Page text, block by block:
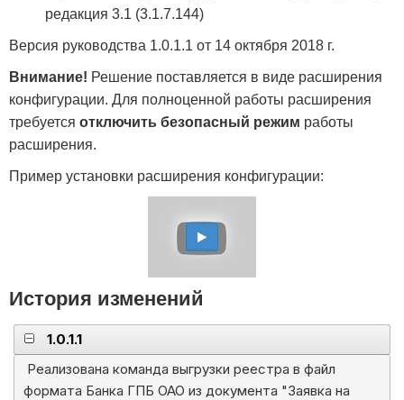
редакция 3.1 (3.1.7.144)
Версия руководства 1.0.1.1 от 14 октября 2018 г.
Внимание! Решение поставляется в виде расширения
конфигурации. Для полноценной работы расширения
требуется отключить безопасный режим работы
расширения.
Пример установки расширения конфигурации:
История изменений
1.0.1.1
Реализована команда выгрузки реестра в файл
формата Банка ГПБ ОАО из документа "Заявка на